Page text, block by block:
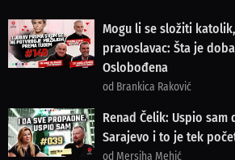
Mogu li se složiti
pravoslavac: Šta je
Oslobođena
od Brankica Raković
Renad Čelik: Uspio
Sarajevo i to je tek
od Mersiha Mehić